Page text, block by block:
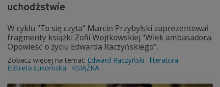
uchodźstwie
W cyklu "To się czyta" Marcin Przybylski zaprezentował
fragmenty książki Zofii Wojtkowskiej "Wiek ambasadora.
Opowieść o życiu Edwarda Raczyńskiego".
Zobacz więcej na temat: Edward Raczyński
literatura
Elżbieta Łukomska
KSIĄŻKA